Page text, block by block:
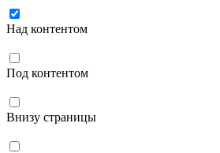
Над контентом
Под контентом
Внизу страницы